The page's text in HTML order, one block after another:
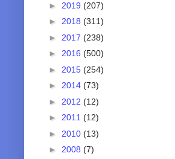
► 2019 (207)
► 2018 (311)
► 2017 (238)
► 2016 (500)
► 2015 (254)
► 2014 (73)
► 2012 (12)
► 2011 (12)
► 2010 (13)
► 2008 (7)